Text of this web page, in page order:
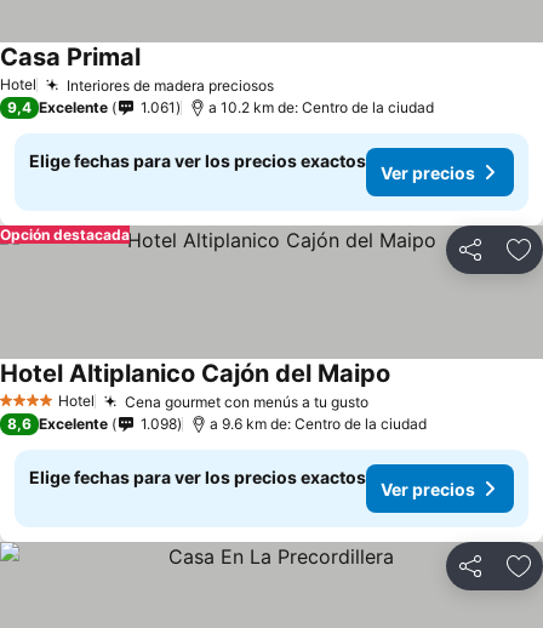
Hotel Interiores de madera preciososVer precios
Casa PrimalVer precios
9,4 Excelente 1.061 a 10.2 km de: Centro de la ciudad
Elige fechas para ver los precios exactos
Ver precios
Compartir
Opción destacada
4 EstrellasHotel Cena gourmet con menús a tu gustoVer precios
Hotel Altiplanico Cajón del Maipo
8,6 Excelente 1.098 a 9.6 km de: Centro de la ciudad
Elige fechas para ver los precios exactos
Ver precios
Compartir